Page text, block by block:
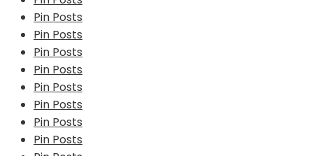
Pin Posts
Pin Posts
Pin Posts
Pin Posts
Pin Posts
Pin Posts
Pin Posts
Pin Posts